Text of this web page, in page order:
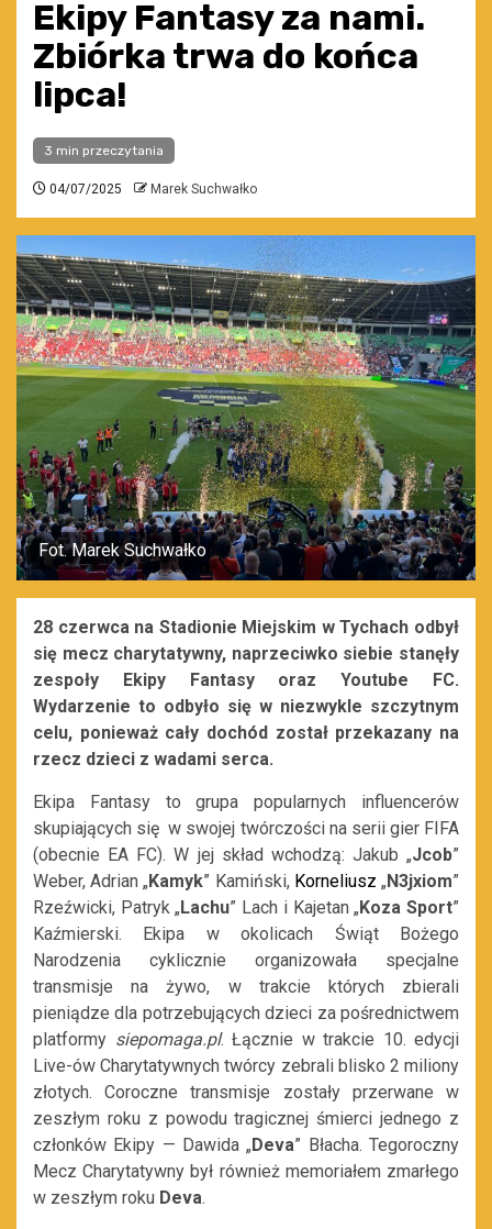
Ekipy Fantasy za nami.
Zbiórka trwa do końca
lipca!
3 min przeczytania
04/07/2025 Marek Suchwałko
Fot. Marek Suchwałko
28 czerwca na Stadionie Miejskim w Tychach odbył
się mecz charytatywny, naprzeciwko siebie stanęły
zespoły Ekipy Fantasy oraz Youtube FC.
Wydarzenie to odbyło się w niezwykle szczytnym
celu, ponieważ cały dochód został przekazany na
rzecz dzieci z wadami serca.
Ekipa Fantasy to grupa popularnych influencerów
skupiających się w swojej twórczości na serii gier FIFA
(obecnie EA FC). W jej skład wchodzą: Jakub „Jcob”
Weber, Adrian „Kamyk” Kamiński, Korneliusz „N3jxiom”
Rzeźwicki, Patryk „Lachu” Lach i Kajetan „Koza Sport”
Kaźmierski. Ekipa w okolicach Świąt Bożego
Narodzenia cyklicznie organizowała specjalne
transmisje na żywo, w trakcie których zbierali
pieniądze dla potrzebujących dzieci za pośrednictwem
platformy siepomaga.pl. Łącznie w trakcie 10. edycji
Live-ów Charytatywnych twórcy zebrali blisko 2 miliony
złotych. Coroczne transmisje zostały przerwane w
zeszłym roku z powodu tragicznej śmierci jednego z
członków Ekipy — Dawida „Deva” Błacha. Tegoroczny
Mecz Charytatywny był również memoriałem zmarłego
w zeszłym roku Deva.